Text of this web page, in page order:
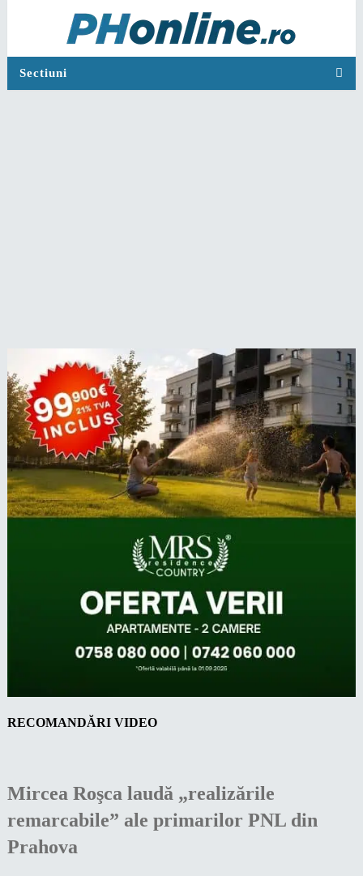
Sectiuni
RECOMANDĂRI VIDEO
Mircea Roşca laudă „realizările
remarcabile” ale primarilor PNL din
Prahova